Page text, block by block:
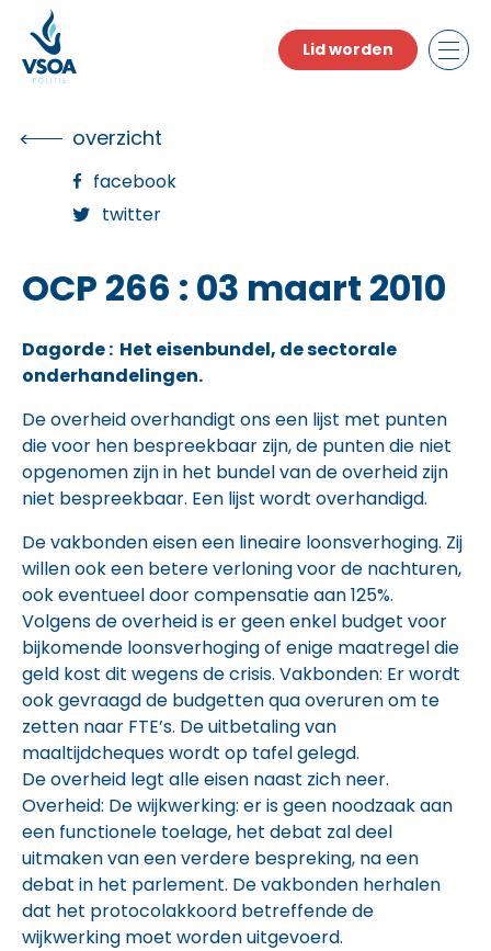
the
content
Lid worden
overzicht
facebook
twitter
OCP 266 : 03 maart 2010
Dagorde : Het eisenbundel, de sectorale
onderhandelingen.
De overheid overhandigt ons een lijst met punten
die voor hen bespreekbaar zijn, de punten die niet
opgenomen zijn in het bundel van de overheid zijn
niet bespreekbaar. Een lijst wordt overhandigd.
De vakbonden eisen een lineaire loonsverhoging. Zij
willen ook een betere verloning voor de nachturen,
ook eventueel door compensatie aan 125%.
Volgens de overheid is er geen enkel budget voor
bijkomende loonsverhoging of enige maatregel die
geld kost dit wegens de crisis. Vakbonden: Er wordt
ook gevraagd de budgetten qua overuren om te
zetten naar FTE’s. De uitbetaling van
maaltijdcheques wordt op tafel gelegd.
De overheid legt alle eisen naast zich neer.
Overheid: De wijkwerking: er is geen noodzaak aan
een functionele toelage, het debat zal deel
uitmaken van een verdere bespreking, na een
debat in het parlement. De vakbonden herhalen
dat het protocolakkoord betreffende de
wijkwerking moet worden uitgevoerd.